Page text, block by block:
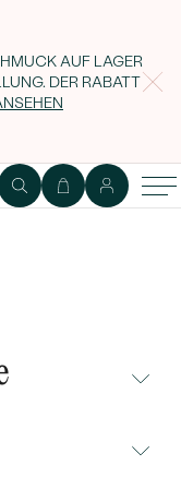
AUF LAGER
DER RABATT